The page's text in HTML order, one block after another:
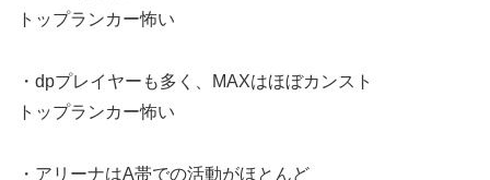
トップランカー怖い
・dpプレイヤーも多く、MAXはほぼカンスト
トップランカー怖い
・アリーナはA帯での活動がほとんど